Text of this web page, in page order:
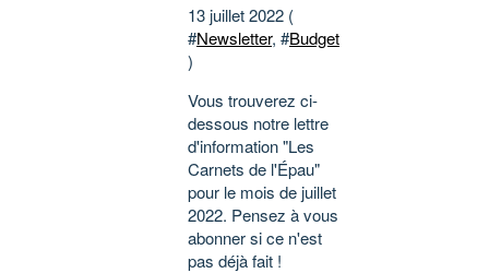
13 juillet 2022 (
#Newsletter, #Budget
)
Vous trouverez ci-
dessous notre lettre
d'information "Les
Carnets de l'Épau"
pour le mois de juillet
2022. Pensez à vous
abonner si ce n'est
pas déjà fait !